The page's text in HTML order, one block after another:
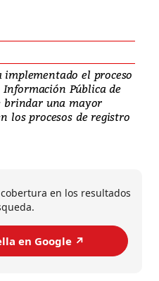
implementado el proceso
Pública de
brindar una mayor
los procesos de registro
en los resultados
en Google ↗️